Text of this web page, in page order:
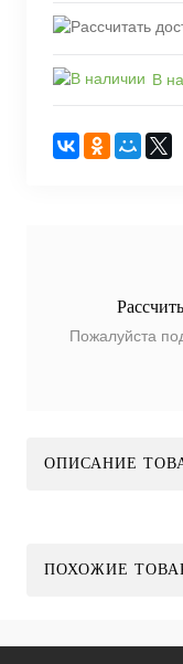
В
Пожалуйста
ОПИСАНИЕ
ПОХОЖИЕ